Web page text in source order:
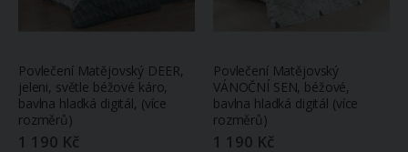
Povlečení Matějovský DEER,
jeleni, světle béžové káro,
bavlna hladká digitál, (více
rozměrů)
1 190 Kč
Povlečení Matějovský
VÁNOČNÍ SEN, béžové,
bavlna hladká digitál (více
rozměrů)
1 190 Kč